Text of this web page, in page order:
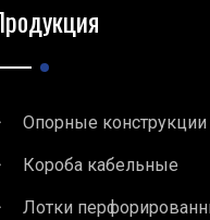
Опорные конструкции
Короба кабельные
Лотки